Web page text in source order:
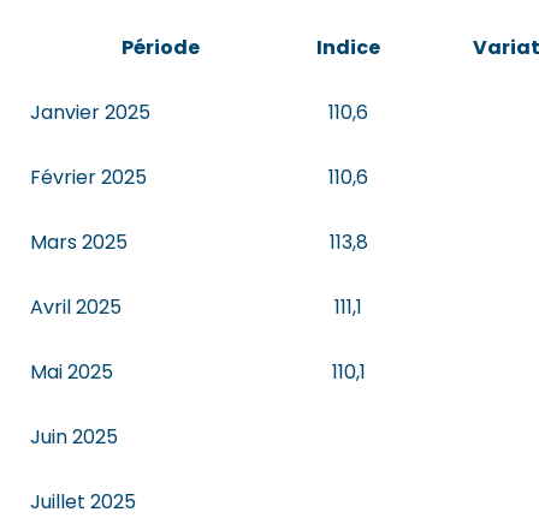
Période Indice
Janvier 2025 110,6
Février 2025 110,6
Mars 2025 113,8
Avril 2025 111,1
Mai 2025 110,1
Juin 2025
Juillet 2025